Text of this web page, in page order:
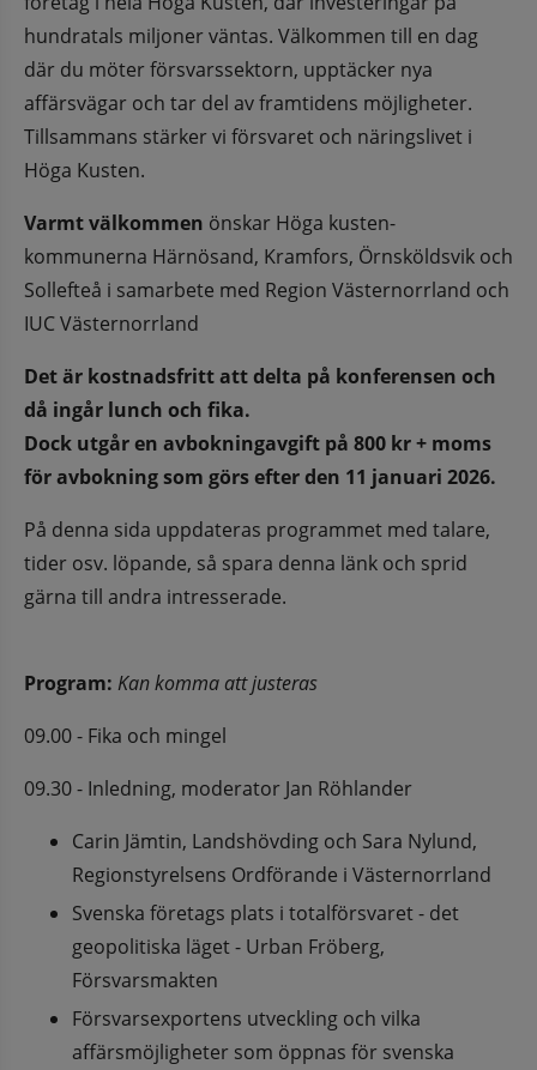
hundratals miljoner väntas. Välkommen till en dag
där du möter försvarssektorn, upptäcker nya
affärsvägar och tar del av framtidens möjligheter.
Tillsammans stärker vi försvaret och näringslivet i
Höga Kusten.
Varmt välkommen önskar Höga kusten-
kommunerna Härnösand, Kramfors, Örnsköldsvik och
Sollefteå i samarbete med Region Västernorrland och
IUC Västernorrland
Det är kostnadsfritt att delta på konferensen och
då ingår lunch och fika.
Dock utgår en avbokningavgift på 800 kr + moms
för avbokning som görs efter den 11 januari 2026.
På denna sida uppdateras programmet med talare,
tider osv. löpande, så spara denna länk och sprid
gärna till andra intresserade.
Program: Kan komma att justeras
09.00 - Fika och mingel
09.30 - Inledning, moderator Jan Röhlander
Carin Jämtin, Landshövding och Sara Nylund,
Regionstyrelsens Ordförande i Västernorrland
Svenska företags plats i totalförsvaret - det
geopolitiska läget - Urban Fröberg,
Försvarsmakten
Försvarsexportens utveckling och vilka
affärsmöjligheter som öppnas för svenska